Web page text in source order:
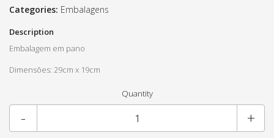
Categories: Embalagens
Description
Embalagem em pano
Dimensões: 29cm x 19cm
Quantity
+
-